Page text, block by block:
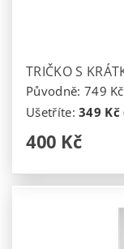
TRIČKO S
Původně: 749 Kč
Ušetříte:349 Kč
400 Kč